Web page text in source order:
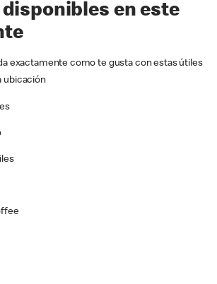
en este
exactamente como te gusta con estas útiles
ubicación